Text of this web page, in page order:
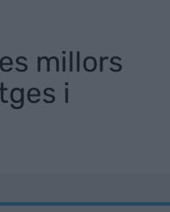
millors
i